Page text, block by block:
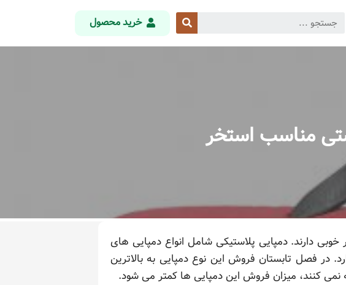
خرید محصول
مناسب استخر
دارند. دمپایی پلاستیکی شامل انواع دمپایی های
در فصل تابستان فروش این نوع دمپایی به بالاترین
کنند، میزان فروش این دمپایی ها کمتر می شود.